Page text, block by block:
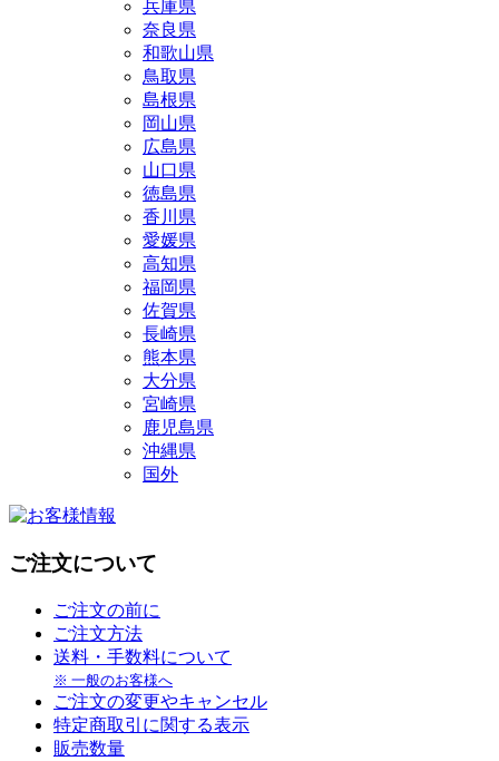
兵庫県
奈良県
和歌山県
鳥取県
島根県
岡山県
広島県
山口県
徳島県
香川県
愛媛県
高知県
福岡県
佐賀県
長崎県
熊本県
大分県
宮崎県
鹿児島県
沖縄県
国外
ご注文について
ご注文の前に
ご注文方法
送料・手数料について
※ 一般のお客様へ
ご注文の変更やキャンセル
特定商取引に関する表示
販売数量